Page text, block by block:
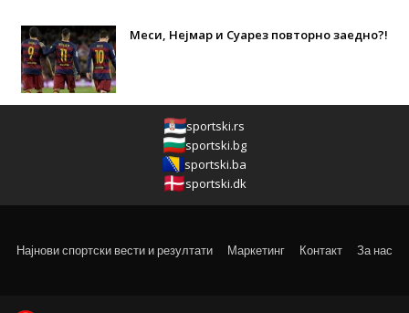
Меси, Нејмар и Суарез повторно заедно?!
sportski.rs
sportski.bg
sportski.ba
sportski.dk
Најнови спортски вести и резултати Маркетинг Контакт За нас